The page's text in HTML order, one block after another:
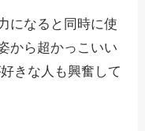
になると同時に使
から超かっこいい
きな人も興奮して